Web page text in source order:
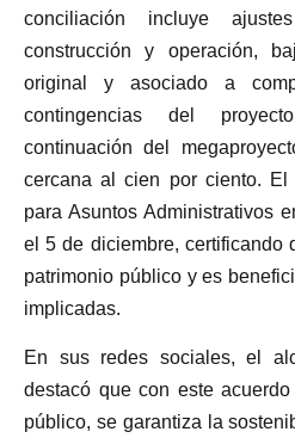
conciliación incluye
construcción y operación,
original y asociado a
contingencias del
continuación del
cercana al cien por ciento. El
para Asuntos Administrativos
el 5 de diciembre, certificando
patrimonio público y es
implicadas.
En sus redes sociales, el
destacó que con este
público, se garantiza la